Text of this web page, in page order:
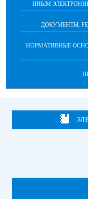
ИНЫМ
ДОКУМЕНТЫ,
НОРМАТИВНЫЕ